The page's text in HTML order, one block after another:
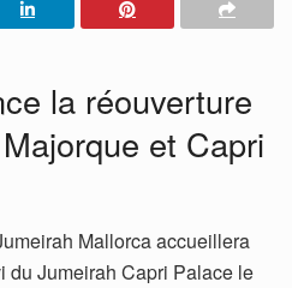
la réouverture
et Capri
Mallorca accueillera
du Jumeirah Capri Palace le